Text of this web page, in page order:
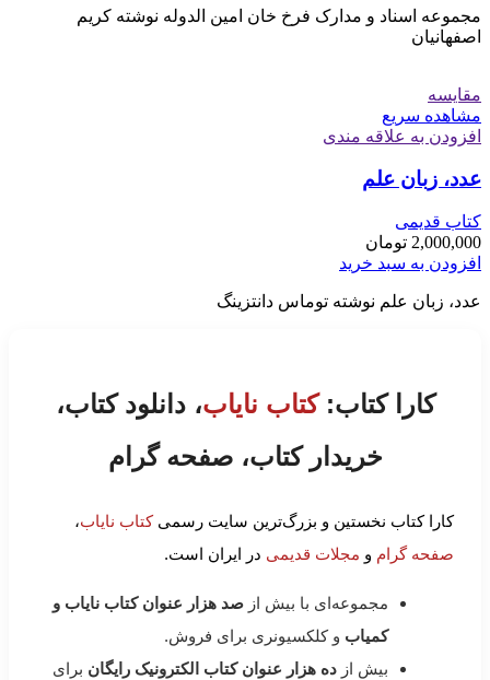
مجموعه اسناد و مدارک فرخ خان امین الدوله نوشته کریم
اصفهانیان
مقایسه
مشاهده سریع
افزودن به علاقه مندی
عدد، زبان علم
کتاب قدیمی
2,000,000 تومان
افزودن به سبد خرید
عدد، زبان علم نوشته توماس دانتزینگ
کارا کتاب:کتاب نایاب، دانلود کتاب،
خریدار کتاب، صفحه گرام
کارا کتاب نخستین و بزرگ‌ترین سایت رسمیکتاب نایاب،
صفحه گرام و مجلات قدیمی در ایران است.
مجموعه‌ای با بیش از صد هزار عنوان کتاب نایاب و
کمیاب و کلکسیونری برای فروش.
بیش از ده هزار عنوان کتاب الکترونیک رایگان برای